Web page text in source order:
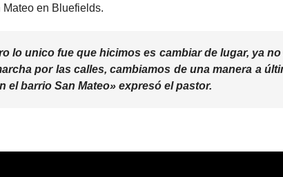
en Bluefields.
lo unico fue que hicimos es cambiar de lugar, ya no
por las calles, cambiamos de una manera a
el barrio San Mateo» expresó el pastor.